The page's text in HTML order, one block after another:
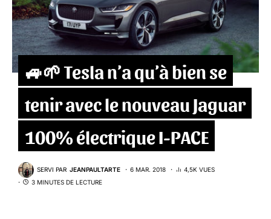
🚙🌱 Tesla n’a qu’à bien se
tenir avec le nouveau Jaguar
100% électrique I-PACE
SERVI PAR JEANPAULTARTE 6 MAR. 2018
4,5K VUES
3 MINUTES DE LECTURE